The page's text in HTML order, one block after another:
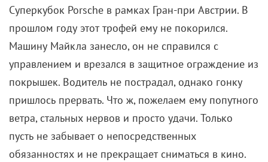
Суперкубок Porsche в рамках Гран-при Австрии. В
прошлом году этот трофей ему не покорился.
Машину Майкла занесло, он не справился с
управлением и врезался в защитное ограждение из
покрышек. Водитель не пострадал, однако гонку
пришлось прервать. Что ж, пожелаем ему попутного
ветра, стальных нервов и просто удачи. Только
пусть не забывает о непосредственных
обязанностях и не прекращает сниматься в кино.